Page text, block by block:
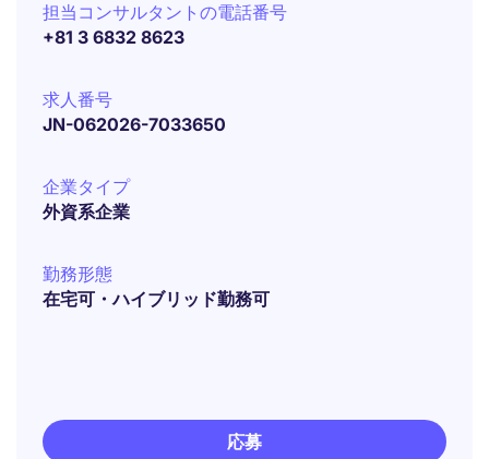
担当コンサルタントの電話番号
+81 3 6832 8623
求人番号
JN-062026-7033650
企業タイプ
外資系企業
勤務形態
在宅可・ハイブリッド勤務可
応募